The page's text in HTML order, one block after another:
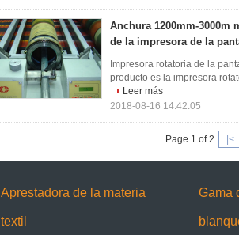
Anchura 1200mm-3000m
de la impresora de la
Impresora rotatoria de la
producto es la impresora
Leer más
2018-08-16 14:42:05
Page 1 of 2 |<
Aprestadora de la materia
textil
Gama